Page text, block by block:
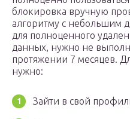
блокировка вручную
алгоритму с небольшим
для полноценного
данных, нужно не
протяжении 7 месяцев.
нужно:
Зайти в свой